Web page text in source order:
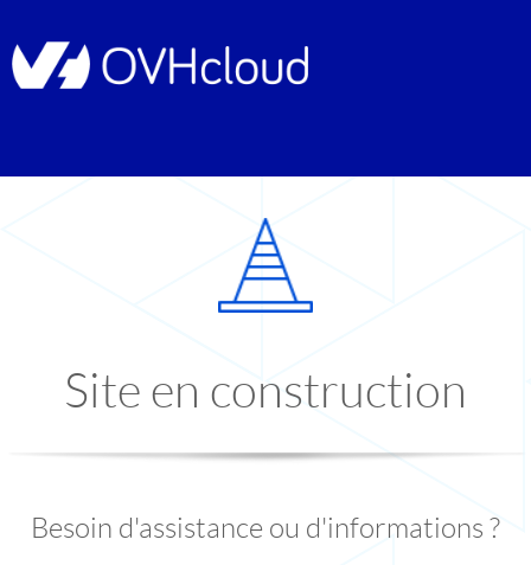
Site en construction
Besoin d'assistance ou d'informations ?